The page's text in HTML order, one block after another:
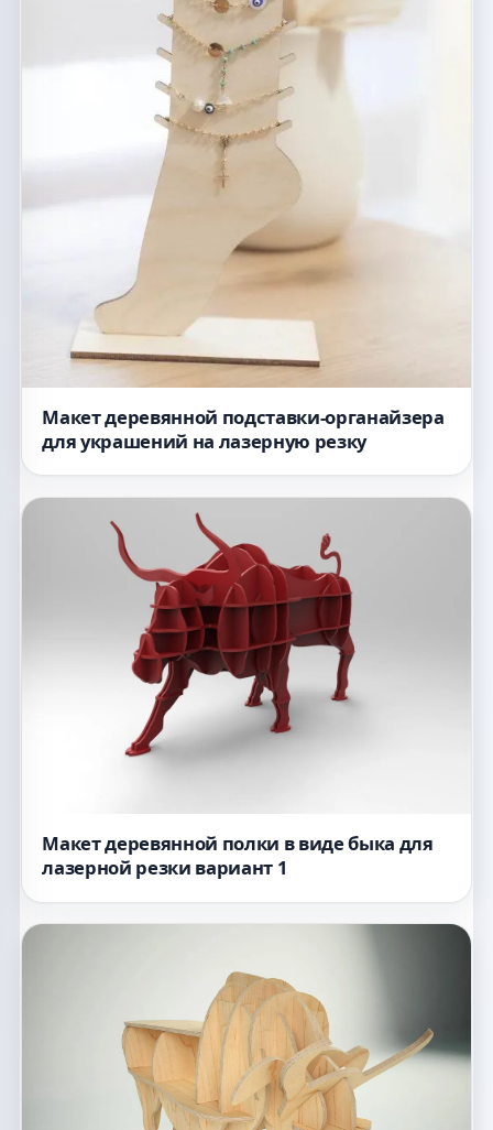
Макет деревянной подставки-органайзера
для украшений на лазерную резку
Макет деревянной полки в виде быка для
лазерной резки вариант 1